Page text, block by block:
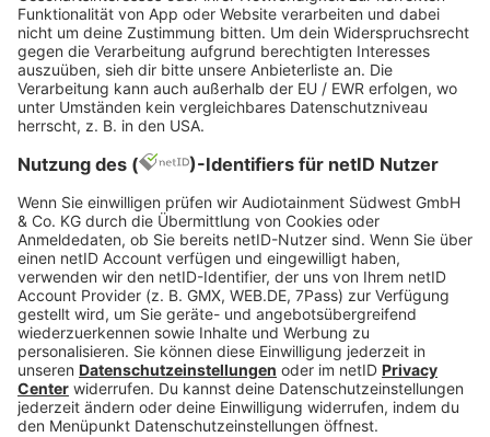
Berufsbilder
Hier findest Du alles rund um das
Thema Berufsbilder.
MEHR LESEN
Carlos Arthur, unsplash